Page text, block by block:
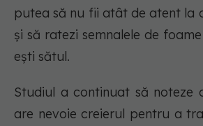
putea să nu fii atât de atent la
și să ratezi semnalele de
ești sătul.
Studiul a continuat să noteze
are nevoie creierul pentru a